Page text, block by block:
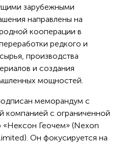
зарубежными
направлены на
кооперации в
редкого и
производства
и создания
мощностей.
меморандум с
компанией с ограниченной
«Нексон Геочем» (Nexon
Он фокусируется на